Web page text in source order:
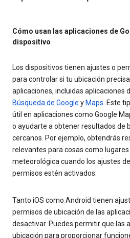
Cómo usan las aplicaciones de
dispositivo
Los dispositivos tienen ajustes o
para controlar si tu ubicación
aplicaciones, incluidas aplicaciones
Búsqueda de Google y Maps. Este
útil en aplicaciones como Google
o ayudarte a obtener resultados de
cercanos. Por ejemplo, obtendrás
relevantes para cosas como
meteorológica cuando los ajustes
permisos estén activados.
Tanto iOS como Android tienen
permisos de ubicación de las
desactivar. Puedes permitir que las
ubicación para proporcionar